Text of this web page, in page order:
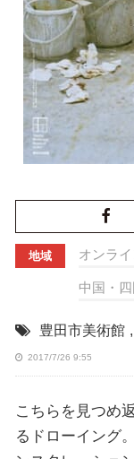
地域 オンラ
中国・四
豊田市美術館 ,
2017/7/26 9:55
こちらを見つめ
るドローイング